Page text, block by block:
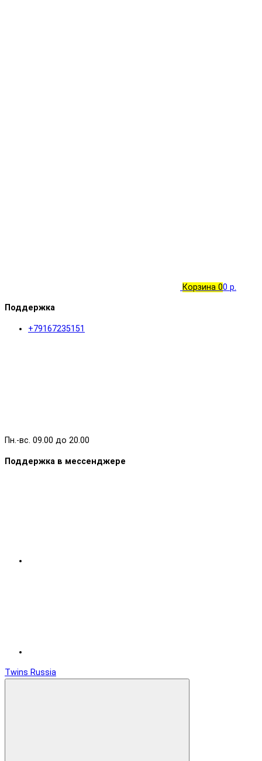
Корзина 00 р.
Поддержка
+79167235151
Пн.-вс. 09.00 до 20.00
Поддержка в мессенджере
Twins Russia